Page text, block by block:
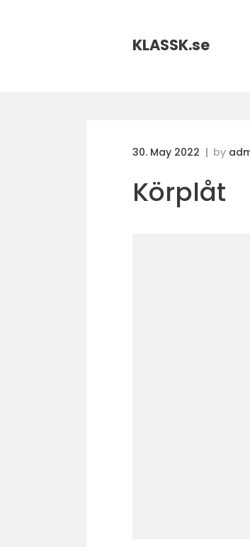
KLASSK.se
30. May 2022 by
Körplåt